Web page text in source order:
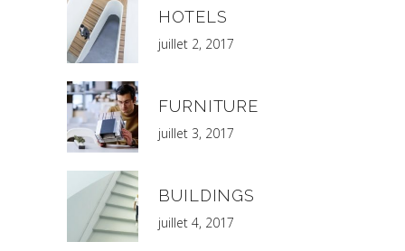
HOTELS
juillet 2, 2017
FURNITURE
juillet 3, 2017
BUILDINGS
juillet 4, 2017